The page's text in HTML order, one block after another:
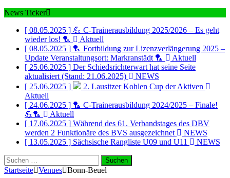
News Ticker
[ 08.05.2025 ] 💪 C-Trainerausbildung 2025/2026 – Es geht
wieder los! 🏸
Aktuell
[ 08.05.2025 ] 🏸 Fortbildung zur Lizenzverlängerung 2025 –
Update Veranstaltungsort: Markranstädt 🏸
Aktuell
[ 25.06.2025 ] Der Schiedsrichterwart hat seine Seite
aktualisiert (Stand: 21.06.2025)
NEWS
[ 25.06.2025 ]
2. Lausitzer Kohlen Cup der Aktiven
Aktuell
[ 24.06.2025 ] 🏸 C-Trainerausbildung 2024/2025 – Finale!
💪🏸
Aktuell
[ 17.06.2025 ] Während des 61. Verbandstages des DBV
werden 2 Funktionäre des BVS ausgezeichnet
NEWS
[ 13.05.2025 ] Sächsische Rangliste U09 und U11
NEWS
Suchen
nach:
Startseite Venues Bonn-Beuel